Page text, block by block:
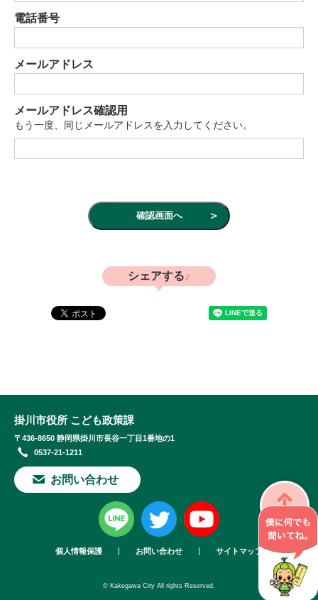
電話番号
メールアドレス
メールアドレス確認用
もう一度、同じメールアドレスを入力してください。
シェアする
掛川市役所 こども政策課
〒436-8650 静岡県掛川市長谷一丁目1番地の1
0537-21-1211
お問い合わせ
個人情報保護 お問い合わせ サイトマップ
© Kakegawa City All rights Reserved.